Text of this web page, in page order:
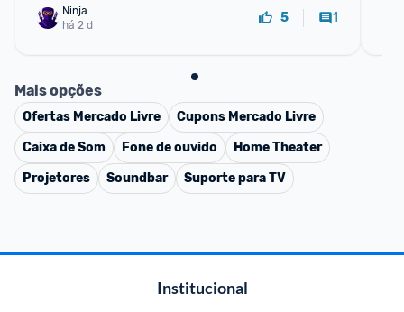
há 2 d
5 1
Mais opções
Ofertas Mercado Livre Cupons Mercado Livre
Caixa de Som
Fone de ouvido
Home Theater
Projetores
Soundbar Suporte para TV
Institucional